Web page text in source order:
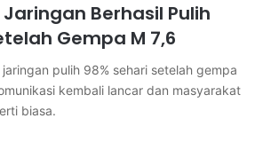
Berhasil Pulih
Gempa M 7,6
pulih 98% sehari setelah gempa
kembali lancar dan masyarakat
biasa.